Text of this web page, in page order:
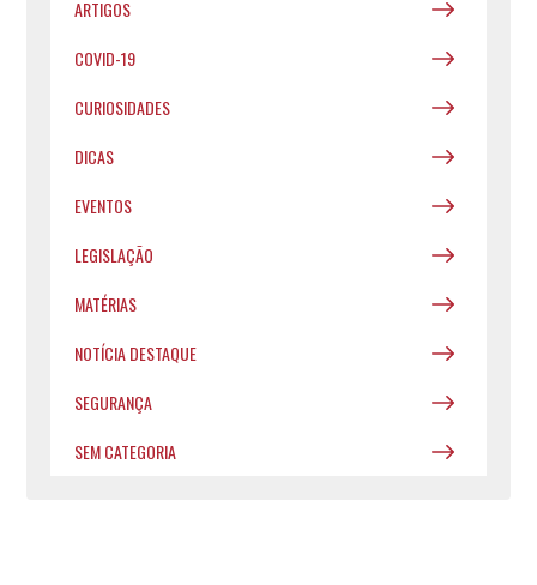
ARTIGOS
COVID-19
CURIOSIDADES
DICAS
EVENTOS
LEGISLAÇÃO
MATÉRIAS
NOTÍCIA DESTAQUE
SEGURANÇA
SEM CATEGORIA